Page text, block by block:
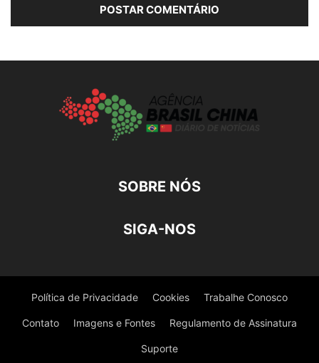
SOBRE NÓS
SIGA-NOS
Política de Privacidade Cookies Trabalhe Conosco
Contato Imagens e Fontes Regulamento de Assinatura
Suporte